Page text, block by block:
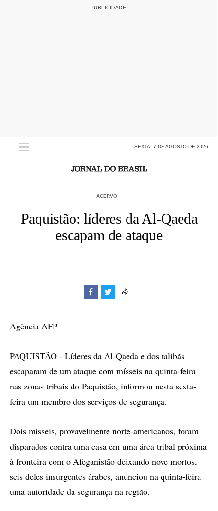
SEXTA, 7 DE AGOSTO DE 2026
ACERVO
Paquistão: líderes da Al-Qaeda
escapam de ataque
Agência AFP
PAQUISTÃO - Líderes da Al-Qaeda e dos talibãs
escaparam de um ataque com mísseis na quinta-feira
nas zonas tribais do Paquistão, informou nesta sexta-
feira um membro dos serviços de segurança.
Dois mísseis, provavelmente norte-americanos, foram
disparados contra uma casa em uma área tribal próxima
à fronteira com o Afeganistão deixando nove mortos,
seis deles insurgentes árabes, anunciou na quinta-feira
uma autoridade da segurança na região.